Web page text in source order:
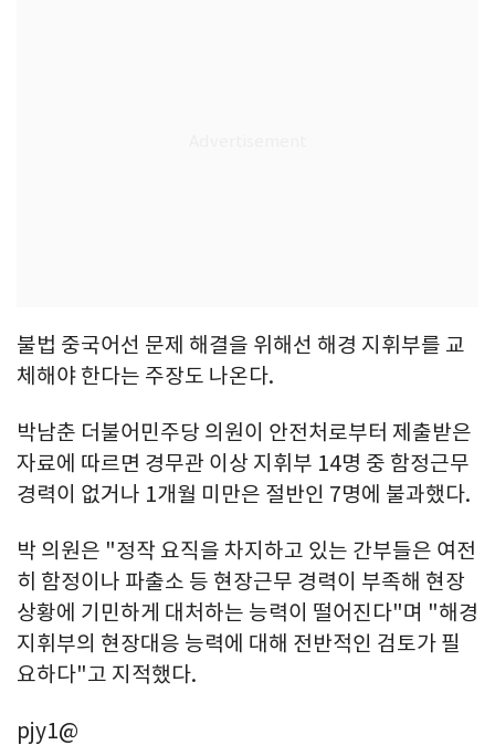
불법 중국어선 문제 해결을 위해선 해경 지휘부를 교
체해야 한다는 주장도 나온다.
박남춘 더불어민주당 의원이 안전처로부터 제출받은
자료에 따르면 경무관 이상 지휘부 14명 중 함정근무
경력이 없거나 1개월 미만은 절반인 7명에 불과했다.
박 의원은 "정작 요직을 차지하고 있는 간부들은 여전
히 함정이나 파출소 등 현장근무 경력이 부족해 현장
상황에 기민하게 대처하는 능력이 떨어진다"며 "해경
지휘부의 현장대응 능력에 대해 전반적인 검토가 필
요하다"고 지적했다.
pjy1@